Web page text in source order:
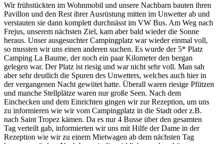
Wir frühstückten im Wohnmobil und unsere Nachbarn bauten ihren
Pavillon und den Rest ihrer Ausrüstung mitten im Unwetter ab und
verstauten sie dann komplett durchnässt im VW Bus. Am Weg nach
Frejus, unserem nächsten Ziel, kam aber bald wieder die Sonne
heraus. Unser ausgesuchter Campingplatz war wieder einmal voll,
so mussten wir uns einen anderen suchen. Es wurde der 5* Platz
Camping La Baume, der noch ein paar Kilometer den bergan
gelegen war. Der Platz ist riesig und war nicht sehr voll. Man sah
aber sehr deutlich die Spuren des Unwetters, welches auch hier in
der vergangenen Nacht gewütet hatte. Überall waren riesige Pfützen
und manche Stellplätze waren nur große Seen. Nach dem
Einchecken und dem Einrichten gingen wir zur Rezeption, um uns
zu informieren wie wir vom Campingplatz in die Stadt oder z.B.
nach Saint Tropez kämen. Da es nur 4 Busse über den gesamten
Tag verteilt gab, informierten wir uns mit Hilfe der Dame in der
Rezeption wie wir zu einem Mietwagen ab dem nächsten Tag